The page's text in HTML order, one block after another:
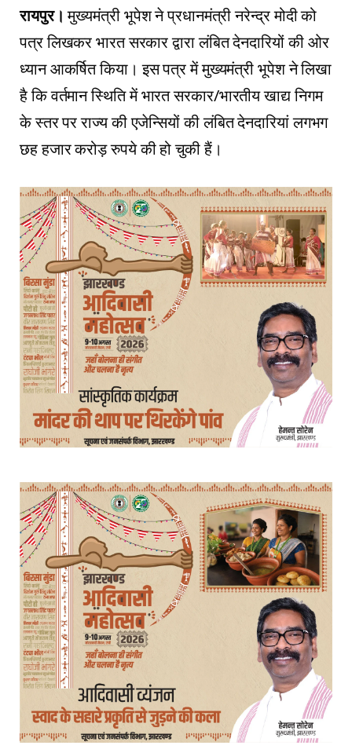
रायपुर। मुख्यमंत्री भूपेश ने प्रधानमंत्री नरेन्द्र मोदी को
पत्र लिखकर भारत सरकार द्वारा लंबित देनदारियों की ओर
ध्यान आकर्षित किया। इस पत्र में मुख्यमंत्री भूपेश ने लिखा
है कि वर्तमान स्थिति में भारत सरकार/भारतीय खाद्य निगम
के स्तर पर राज्य की एजेन्सियों की लंबित देनदारियां लगभग
छह हजार करोड़ रुपये की हो चुकी हैं।